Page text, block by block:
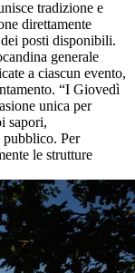
tradizione e
direttamente
posti disponibili.
generale
a ciascun evento,
“I Giovedì
unica per
sapori,
pubblico. Per
le strutture